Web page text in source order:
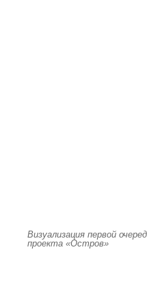
Визуализация первой
проекта «Остров»